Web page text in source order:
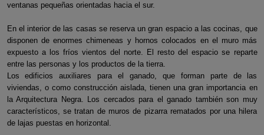
ventanas pequeñas orientadas hacia el sur.
En el interior de las casas se reserva un gran espacio a las cocinas, que
disponen de enormes chimeneas y hornos colocados en el muro más
expuesto a los fríos vientos del norte. El resto del espacio se reparte
entre las personas y los productos de la tierra.
Los edificios auxiliares para el ganado, que forman parte de las
viviendas, o como construcción aislada, tienen una gran importancia en
la Arquitectura Negra. Los cercados para el ganado también son muy
característicos, se tratan de muros de pizarra rematados por una hilera
de lajas puestas en horizontal.